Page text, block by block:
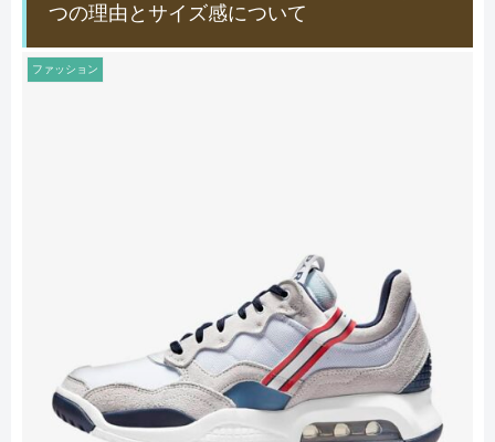
つの理由とサイズ感について
ファッション